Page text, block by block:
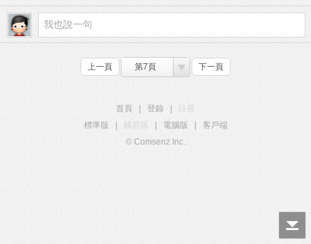
上一頁 第7頁 下一頁
首頁 登錄
標準版
觸屏版 電腦版
客戶端
© Comsenz Inc.